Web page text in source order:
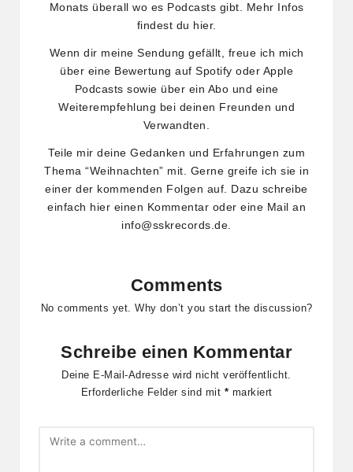
Monats überall wo es Podcasts gibt. Mehr Infos
findest du hier.
Wenn dir meine Sendung gefällt, freue ich mich
über eine Bewertung auf Spotify oder Apple
Podcasts sowie über ein Abo und eine
Weiterempfehlung bei deinen Freunden und
Verwandten.
Teile mir deine Gedanken und Erfahrungen zum
Thema “Weihnachten” mit. Gerne greife ich sie in
einer der kommenden Folgen auf. Dazu schreibe
einfach hier einen Kommentar oder eine Mail an
info@sskrecords.de.
Comments
No comments yet. Why don’t you start the discussion?
Schreibe einen Kommentar
Deine E-Mail-Adresse wird nicht veröffentlicht.
Erforderliche Felder sind mit * markiert